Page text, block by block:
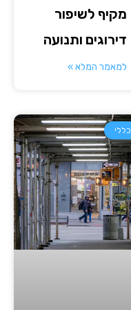
מקיף לשיפור
דירוגים ותנועה
למאמר המלא »
כללי